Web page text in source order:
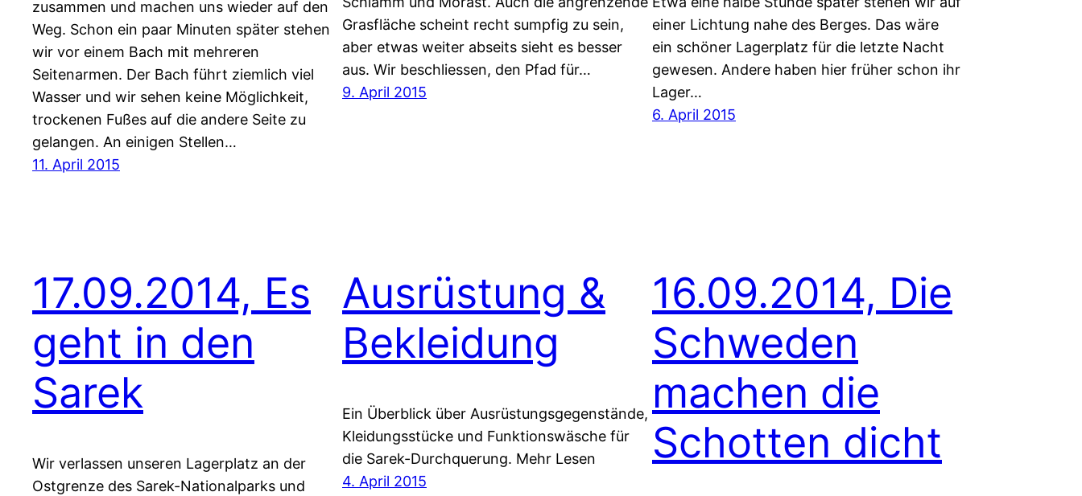
zusammen und machen uns wieder auf den
Weg. Schon ein paar Minuten später stehen
wir vor einem Bach mit mehreren
Seitenarmen. Der Bach führt ziemlich viel
Wasser und wir sehen keine Möglichkeit,
trockenen Fußes auf die andere Seite zu
gelangen. An einigen Stellen…
11. April 2015
Grasfläche scheint recht sumpfig zu sein,
aber etwas weiter abseits sieht es besser
aus. Wir beschliessen, den Pfad für…
9. April 2015
einer Lichtung nahe des Berges. Das wäre
ein schöner Lagerplatz für die letzte Nacht
gewesen. Andere haben hier früher schon ihr
Lager…
6. April 2015
17.09.2014, Es
geht in den
Sarek
Wir verlassen unseren Lagerplatz an der
Ostgrenze des Sarek-Nationalparks und
Ausrüstung &
Bekleidung
Ein Überblick über Ausrüstungsgegenstände,
Kleidungsstücke und Funktionswäsche für
die Sarek-Durchquerung. Mehr Lesen
4. April 2015
16.09.2014, Die
Schweden
machen die
Schotten dicht